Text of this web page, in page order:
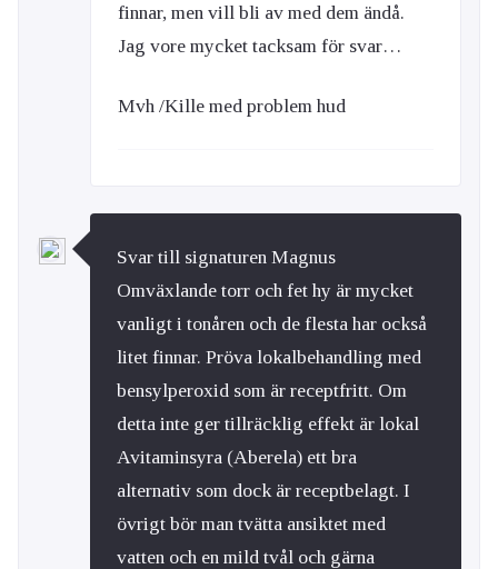
finnar, men vill bli av med dem ändå.
Jag vore mycket tacksam för svar…
Mvh /Kille med problem hud
Svar till signaturen Magnus
Omväxlande torr och fet hy är mycket
vanligt i tonåren och de flesta har också
litet finnar. Pröva lokalbehandling med
bensylperoxid som är receptfritt. Om
detta inte ger tillräcklig effekt är lokal
Avitaminsyra (Aberela) ett bra
alternativ som dock är receptbelagt. I
övrigt bör man tvätta ansiktet med
vatten och en mild tvål och gärna